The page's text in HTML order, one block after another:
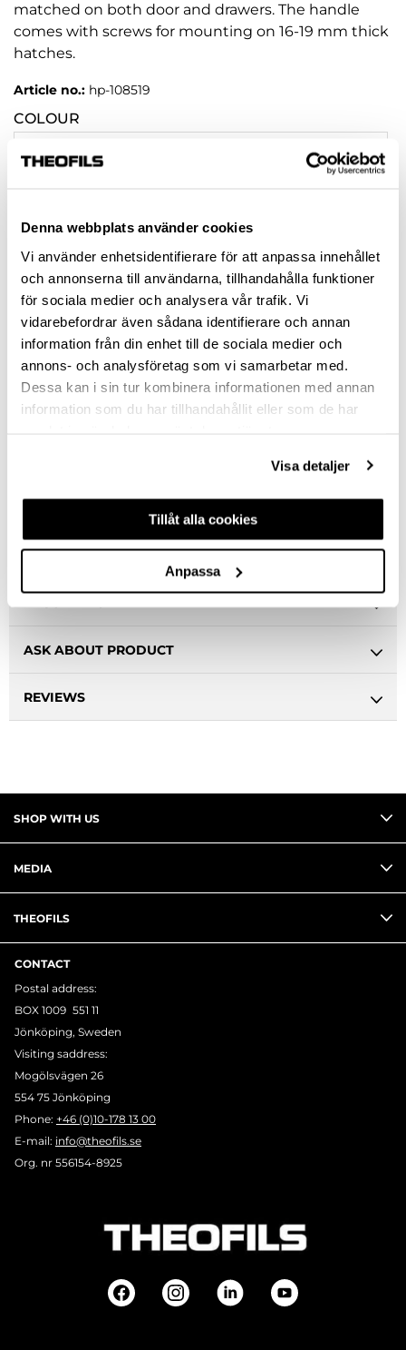
Denna webbplats använder cookies
Vi använder enhetsidentifierare för att anpassa innehållet
och annonserna till användarna, tillhandahålla funktioner
för sociala medier och analysera vår trafik. Vi
vidarebefordrar även sådana identifierare och annan
information från din enhet till de sociala medier och
annons- och analysföretag som vi samarbetar med.
Dessa kan i sin tur kombinera informationen med annan
information som du har tillhandahållit eller som de har
Visa detaljer
Tillåt alla cookies
Anpassa
matched on both door and drawers. The handle
comes with screws for mounting on 16-19 mm thick
hatches.
Article no.: hp-108519
COLOUR
CHROME
STAINLESS STEEL-LOOK
MATT BRASS
ALUMINIUM-LOOK
HOLE SPACING (MM)
160
ASK ABOUT PRODUCT
REVIEWS
SHOP WITH US
MEDIA
THEOFILS
CONTACT
Postal address:
BOX 1009 551 11
Jönköping, Sweden
Visiting saddress:
Mogölsvägen 26
554 75 Jönköping
Phone: +46 (0)10-178 13 00
E-mail: info@theofils.se
Org. nr 556154-8925